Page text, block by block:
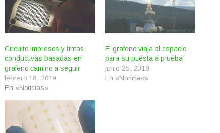
Circuito impresos y tintas
conductivas basadas en
grafeno camino a seguir
febrero 18, 2019
En «Noticias»
El grafeno viaja al espacio
para su puesta a prueba
junio 25, 2019
En «Noticias»